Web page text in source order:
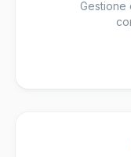
Gestione